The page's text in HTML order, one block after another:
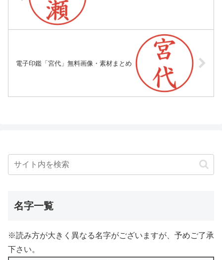
電子印鑑「宮代」無料画像・素材まとめ
名字一覧
※読み方が大きく異なる名字がございますが、予めご了承
下さい。